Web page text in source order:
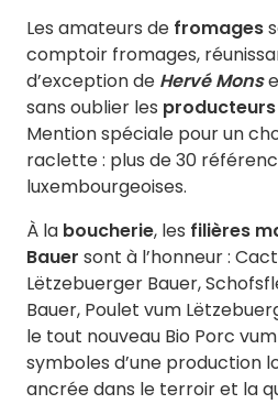
Les amateurs de fromages
comptoir fromages,
d’exception de Hervé Mons
sans oublier les
Mention spéciale pour un
raclette : plus de 30
luxembourgeoises.
À la boucherie, les filières
Bauer sont à l’honneur :
Lëtzebuerger Bauer,
Bauer, Poulet vum
le tout nouveau Bio Porc
symboles d’une production
ancrée dans le terroir et la